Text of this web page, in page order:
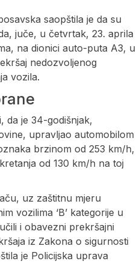
saopštila je da su
juče, u četvrtak, 23. aprila
na dionici auto-puta A3, u
nedozvoljenog
vozila.
da je 34-godišnjak,
upravljao automobilom
brzinom od 253 km/h,
od 130 km/h na toj
uz zaštitnu mjeru
vozilima ‘B’ kategorije u
i obavezni prekršajni
iz Zakona o sigurnosti
je Policijska uprava